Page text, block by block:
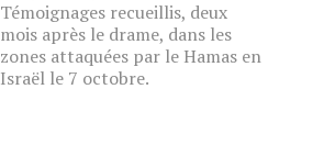
Témoignages recueillis, deux
mois après le drame, dans les
zones attaquées par le Hamas en
Israël le 7 octobre.